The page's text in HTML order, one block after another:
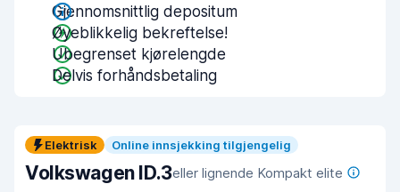
Gjennomsnittlig depositum
Øyeblikkelig bekreftelse!
Ubegrenset kjørelengde
Delvis forhåndsbetaling
Elektrisk Online innsjekking tilgjengelig
Volkswagen ID.3eller lignende Kompakt elite